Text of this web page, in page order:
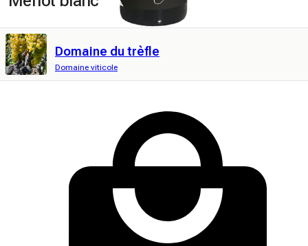
Domaine du trèfle
Domaine viticole